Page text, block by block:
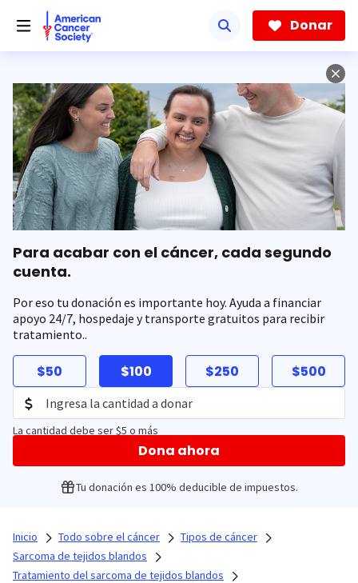
hacia
contenido
Donar
Para acabar con el cáncer, cada segundo
cuenta.
Por eso tu donación es importante hoy. Ayuda a financiar
apoyo 24/7, hospedaje y transporte gratuitos para recibir
tratamiento..
$50 $100 $250 $500
La cantidad debe ser $5 o más
Dona ahora
Tu donación es 100% deducible de impuestos.
Inicio Todo sobre el cáncer
Tipos de cáncer
Sarcoma de tejidos blandos
Tratamiento del sarcoma de tejidos blandos